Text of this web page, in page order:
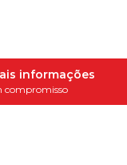
informações
compromisso